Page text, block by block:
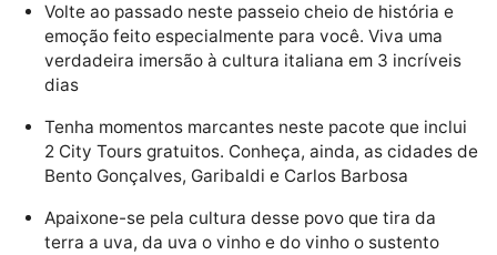
Volte ao passado neste passeio cheio de história e
emoção feito especialmente para você. Viva uma
verdadeira imersão à cultura italiana em 3 incríveis
dias
Tenha momentos marcantes neste pacote que inclui
2 City Tours gratuitos. Conheça, ainda, as cidades de
Bento Gonçalves, Garibaldi e Carlos Barbosa
Apaixone-se pela cultura desse povo que tira da
terra a uva, da uva o vinho e do vinho o sustento